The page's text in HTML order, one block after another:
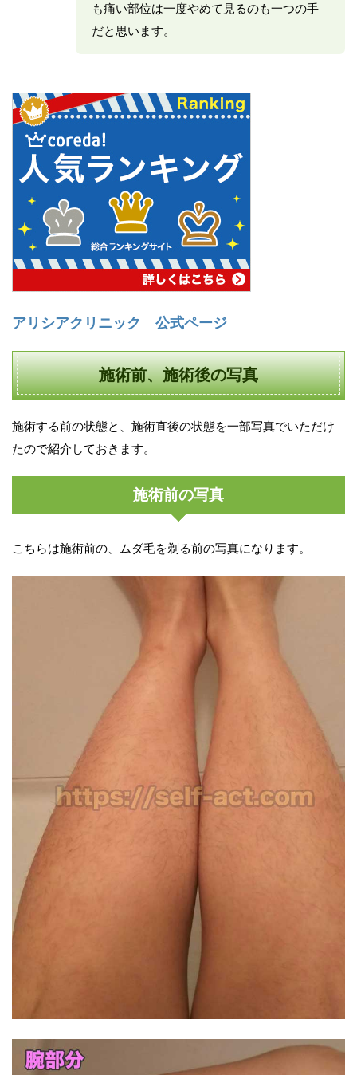
も痛い部位は一度やめて見るのも一つの手
だと思います。
アリシアクリニック 公式ページ
施術前、施術後の写真
施術する前の状態と、施術直後の状態を一部写真でいただけ
たので紹介しておきます。
施術前の写真
こちらは施術前の、ムダ毛を剃る前の写真になります。